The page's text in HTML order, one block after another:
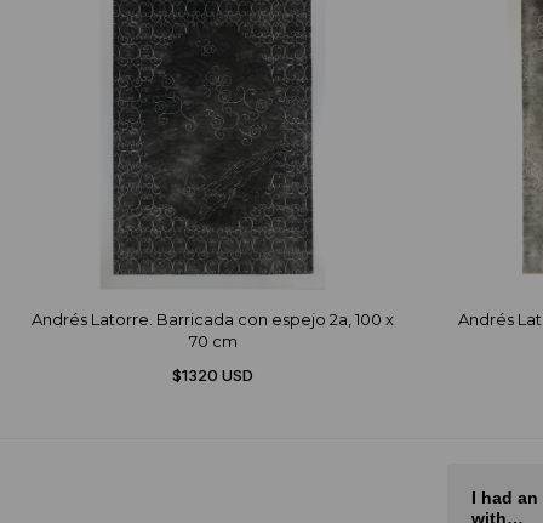
Andrés Latorre. Barricada con espejo 2a, 100 x
70 cm
$1320 USD
Andrés
I had
with…